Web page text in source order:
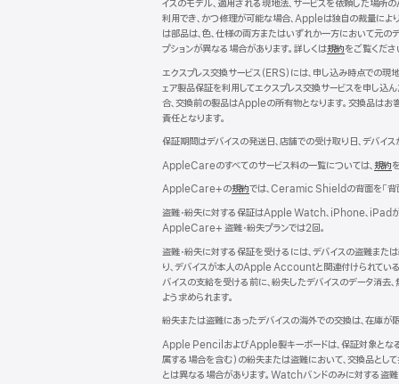
イスのモデル、適用される現地法、サービスを依頼した場所
利用でき、かつ修理が可能な場合、Appleは独自の裁量によ
は部品は、色、仕様の両方またはいずれか一方において元の
プションが異なる場合があります。詳しくは規約（新
ウ
イ
ン
ウ
開
き
す）
をご覧くださ
エクスプレス交換サービス（ERS）には、申し込み時点での
ェア製品保証を利用してエクスプレス交換サービスを申し込
合、交換前の製品はAppleの所有物となります。交換品はお
責任となります。
保証期間はデバイスの発送日、店舗での受け取り日、デバイ
AppleCareのすべてのサービス料の一覧については、規約
ウ
イ
ウ
で
ま
AppleCare+の規約（新
ウ
イ
ン
ド
ウ
き
ま
す）
では、Ceramic Shieldの背面を「背
盗難・紛失に対する保証はApple Watch、iPhone、iPadが
AppleCare+ 盗難・紛失プランでは2回。
盗難・紛失に対する保証を受けるには、デバイスの盗難また
り、デバイスが本人のApple Accountと関連付けられている
バイスの支給を受ける前に、紛失したデバイスのデータ消去
よう求められます。
紛失または盗難にあったデバイスの海外での交換は、在庫が
Apple PencilおよびApple製キーボードは、保証対象とな
属する場合を含む）の紛失または盗難において、交換品と
とは異なる場合があります。Watchバンドのみに対する盗